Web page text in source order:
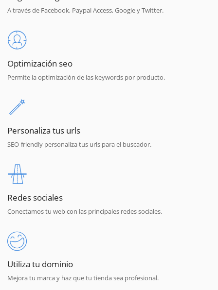
A través de Facebook, Paypal Access, Google y Twitter.
Optimización seo
Permite la optimización de las keywords por producto.
Personaliza tus urls
SEO-friendly personaliza tus urls para el buscador.
Redes sociales
Conectamos tu web con las principales redes sociales.
Utiliza tu dominio
Mejora tu marca y haz que tu tienda sea profesional.